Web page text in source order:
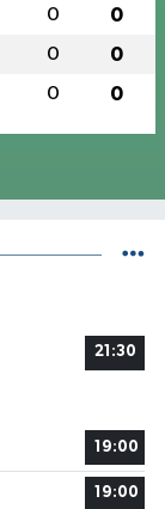
0 0
0 0
0 0
21:30
19:00
19:00